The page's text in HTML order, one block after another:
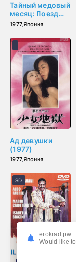
Тайный медовый
месяц: Поезд
изнасилований
1977,Япония
Ад девушки
(1977)
1977,Япония
SD
erokrad.pw
Would like